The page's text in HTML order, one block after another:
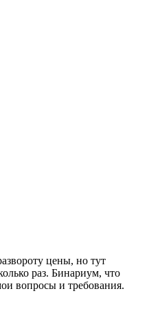
цены, но тут
раз. Бинариум, что
вопросы и требования.